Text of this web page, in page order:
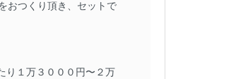
おつくり頂き、セットで
り１万３０００円〜２万